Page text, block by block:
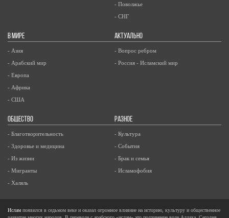
- Поволжье
- СНГ
В МИРЕ
- Азия
- Арабский мир
- Европа
- Африка
- США
АКТУАЛЬНО
- Вопрос ребром
- Россия - Исламский мир
ОБЩЕСТВО
- Благотворительность
- Здоровье и медицина
- Из жизни
- Мигранты
- Халяль
РАЗНОЕ
- Культура
- События
- Брак и семья
- Исламофобия
Ислам появился в седьмом веке и оказал огромное влияние на историю, культуру и общественное